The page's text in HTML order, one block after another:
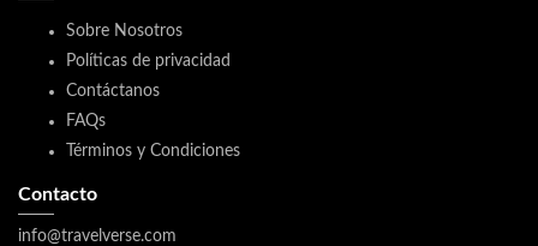
Sobre Nosotros
Políticas de privacidad
Contáctanos
FAQs
Términos y Condiciones
Contacto
info@travelverse.com